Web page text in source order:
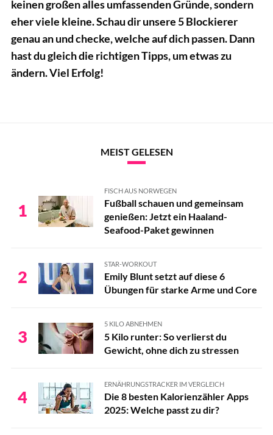
keinen großen alles umfassenden Gründe, sondern
eher viele kleine. Schau dir unsere 5 Blockierer
genau an und checke, welche auf dich passen. Dann
hast du gleich die richtigen Tipps, um etwas zu
ändern. Viel Erfolg!
MEIST GELESEN
1
FISCH AUS NORWEGEN
Fußball schauen und gemeinsam
genießen: Jetzt ein Haaland-
Seafood-Paket gewinnen
2
STAR-WORKOUT
Emily Blunt setzt auf diese 6
Übungen für starke Arme und Core
3
5 KILO ABNEHMEN
5 Kilo runter: So verlierst du
Gewicht, ohne dich zu stressen
4
ERNÄHRUNGSTRACKER IM VERGLEICH
Die 8 besten Kalorienzähler Apps
2025: Welche passt zu dir?